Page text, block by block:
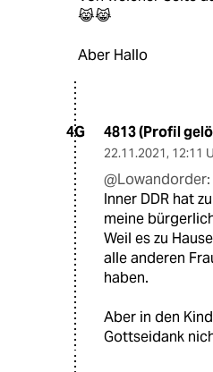
😹😹
Aber Hallo
4G 4813 (Profil
22.11.2021, 12:11
@Lowandorder:
Inner DDR hat
meine
Weil es zu
alle anderen
haben.
Aber in den
Gottseidank